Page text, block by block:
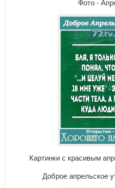
Фото -
Картинки с красивым
Доброе апрельское